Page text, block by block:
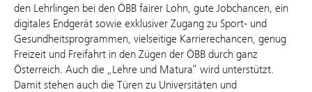
den Lehrlingen bei den ÖBB fairer Lohn, gute Jobchancen, ein
digitales Endgerät sowie exklusiver Zugang zu Sport- und
Gesundheitsprogrammen, vielseitige Karrierechancen, genug
Freizeit und Freifahrt in den Zügen der ÖBB durch ganz
Österreich. Auch die „Lehre und Matura“ wird unterstützt.
Damit stehen auch die Türen zu Universitäten und